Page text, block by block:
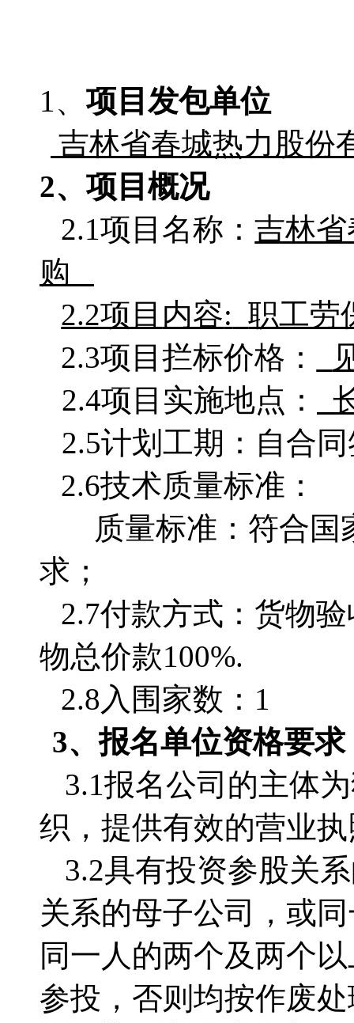
1、 项目发包单位
吉林省春城热力股份
2、项目概况
2.1项目名称：吉林
购
2.2项目 内容: 职工劳
2.3项目拦标价格：
2.4项目实施地点：
2.5计划工期：自
2.6技术质量标准：
质量标准：符合
求；
2.7付款方式：货物
物总价款100%.
2.8入围家数：1
3、报名单位资格要求
3.1报名公司的主体
织，提供有效的营业
3.2具有投资参股关
关系的母子公司，或
同一人的两个及两个
参投，否则均按作废